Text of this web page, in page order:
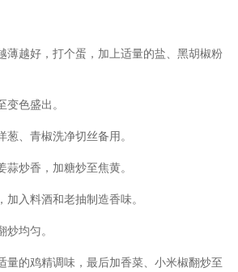
薄越好，打个蛋，加上适量的盐、黑胡椒粉
色盛出。
、青椒洗净切丝备用。
炒香，加糖炒至焦黄。
入料酒和老抽制造香味。
均匀。
量的鸡精调味，最后加香菜、小米椒翻炒至